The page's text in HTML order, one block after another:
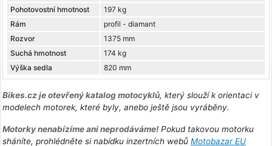
Pohotovostní hmotnost
197 kg
Rám
profil - diamant
Rozvor
1375 mm
Suchá hmotnost
174 kg
Výška sedla
820 mm
Bikes.cz je otevřený katalog motocyklů, který slouží k orientaci v
modelech motorek, které byly, anebo ještě jsou vyráběny.
Motorky nenabízíme ani neprodáváme!Pokud takovou motorku
sháníte, prohlédněte si nabídku inzertních webů Motobazar EU